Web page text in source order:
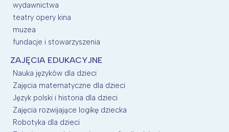
wydawnictwa
teatry opery kina
muzea
fundacje i stowarzyszenia
ZAJĘCIA EDUKACYJNE
Nauka języków dla dzieci
Zajęcia matematyczne dla dzieci
Język polski i historia dla dzieci
Zajęcia rozwijające logikę dziecka
Robotyka dla dzieci